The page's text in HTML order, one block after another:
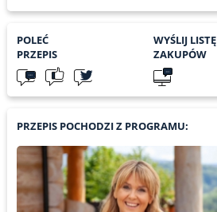
POLEĆ
PRZEPIS
WYŚLIJ LISTĘ
ZAKUPÓW
PRZEPIS POCHODZI Z PROGRAMU: